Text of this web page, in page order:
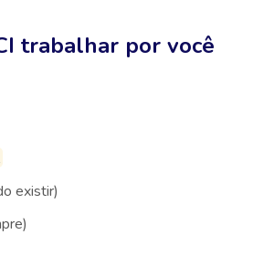
trabalhar por você
existir)